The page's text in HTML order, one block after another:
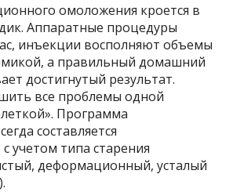
омоложения кроется в
Аппаратные процедуры
инъекции восполняют объемы
а правильный домашний
достигнутый результат.
все проблемы одной
Программа
составляется
учетом типа старения
деформационный, усталый